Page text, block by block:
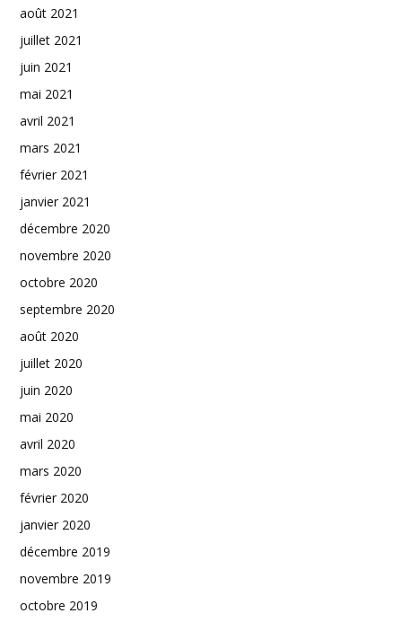
août 2021
juillet 2021
juin 2021
mai 2021
avril 2021
mars 2021
février 2021
janvier 2021
décembre 2020
novembre 2020
octobre 2020
septembre 2020
août 2020
juillet 2020
juin 2020
mai 2020
avril 2020
mars 2020
février 2020
janvier 2020
décembre 2019
novembre 2019
octobre 2019